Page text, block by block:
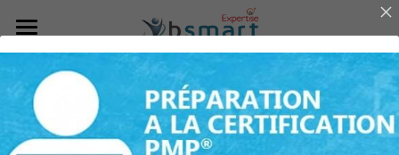
Nos Services
Nous Rejoindre